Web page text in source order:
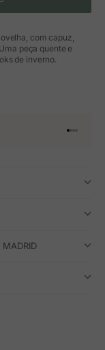
com capuz,
peça quente e
de inverno.
Ir para o
Ir para
Ir para
Ir para
MADRID